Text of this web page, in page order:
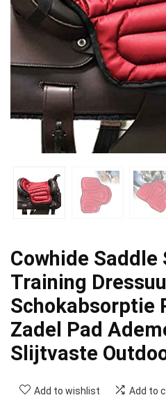
Cowhide Saddle
Training
Schokabsorptie
Zadel Pad
Slijtvaste
Add to wishlist Add to